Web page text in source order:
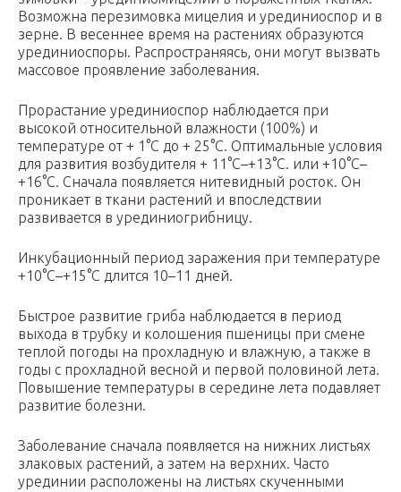
Возможна перезимовка мицелия и урединиоспор и в
зерне. В весеннее время на растениях образуются
урединиоспоры. Распространяясь, они могут вызвать
массовое проявление заболевания.
Прорастание урединиоспор наблюдается при
высокой относительной влажности (100%) и
температуре от + 1°C до + 25°C. Оптимальные условия
для развития возбудителя + 11°C–+13°C. или +10°C–
+16°C. Сначала появляется нитевидный росток. Он
проникает в ткани растений и впоследствии
развивается в урединиогрибницу.
Инкубационный период заражения при температуре
+10°C–+15°C длится 10–11 дней.
Быстрое развитие гриба наблюдается в период
выхода в трубку и колошения пшеницы при смене
теплой погоды на прохладную и влажную, а также в
годы с прохладной весной и первой половиной лета.
Повышение температуры в середине лета подавляет
развитие болезни.
Заболевание сначала появляется на нижних листьях
злаковых растений, а затем на верхних. Часто
урединии расположены на листьях скученными